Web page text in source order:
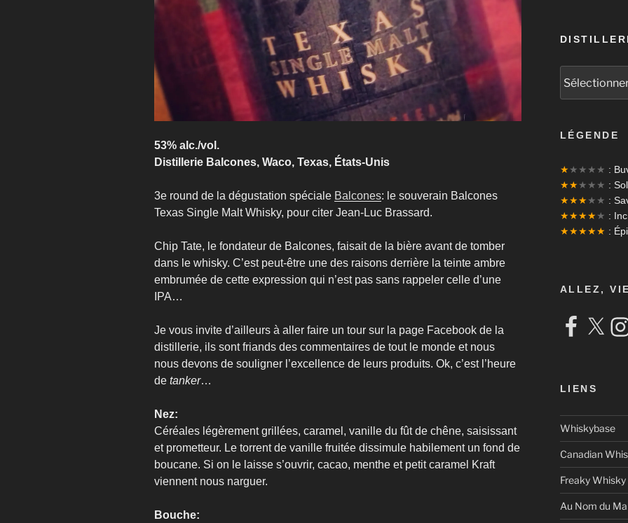
53% alc./vol.
Distillerie Balcones, Waco, Texas, États-Unis
3e round de la dégustation spéciale Balcones: le souverain Balcones
Texas Single Malt Whisky, pour citer Jean-Luc Brassard.
Chip Tate, le fondateur de Balcones, faisait de la bière avant de tomber
dans le whisky. C’est peut-être une des raisons derrière la teinte ambre
embrumée de cette expression qui n’est pas sans rappeler celle d’une
IPA…
Je vous invite d’ailleurs à aller faire un tour sur la page Facebook de la
distillerie, ils sont friands des commentaires de tout le monde et nous
nous devons de souligner l’excellence de leurs produits. Ok, c’est l’heure
de tanker…
Nez:
Céréales légèrement grillées, caramel, vanille du fût de chêne, saisissant
et prometteur. Le torrent de vanille fruitée dissimule habilement un fond de
boucane. Si on le laisse s’ouvrir, cacao, menthe et petit caramel Kraft
viennent nous narguer.
Bouche:
LÉGENDE
★★★★★ :
★★★★★ :
★★★★★ :
★★★★★ :
★★★★★ :
ALLEZ,
Facebook
X
LIENS
Whiskybase
Canadian
Freaky Whisky
Au Nom du